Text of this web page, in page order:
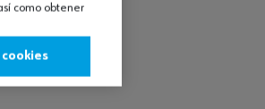
como obtener